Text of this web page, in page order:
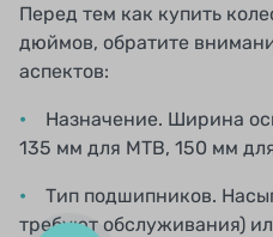
Перед тем как купить
дюймов, обратите
аспектов:
Назначение. Ширина
135 мм для MTB, 150 мм
Тип подшипников.
требуют обслуживания)